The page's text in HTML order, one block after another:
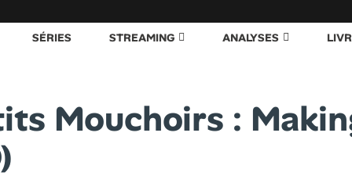
SÉRIES STREAMING ANALYSES
Mouchoirs :